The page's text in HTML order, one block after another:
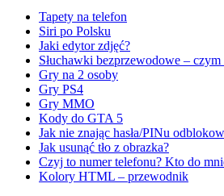
Tapety na telefon
Siri po Polsku
Jaki edytor zdjęć?
Słuchawki bezprzewodowe – czym
Gry na 2 osoby
Gry PS4
Gry MMO
Kody do GTA 5
Jak nie znając hasła/PINu
Jak usunąć tło z obrazka?
Czyj to numer telefonu? Kto do
Kolory HTML – przewodnik